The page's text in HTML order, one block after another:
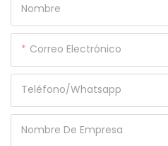
Nombre
Correo Electrónico
Teléfono/whatsapp
Nombre De Empresa